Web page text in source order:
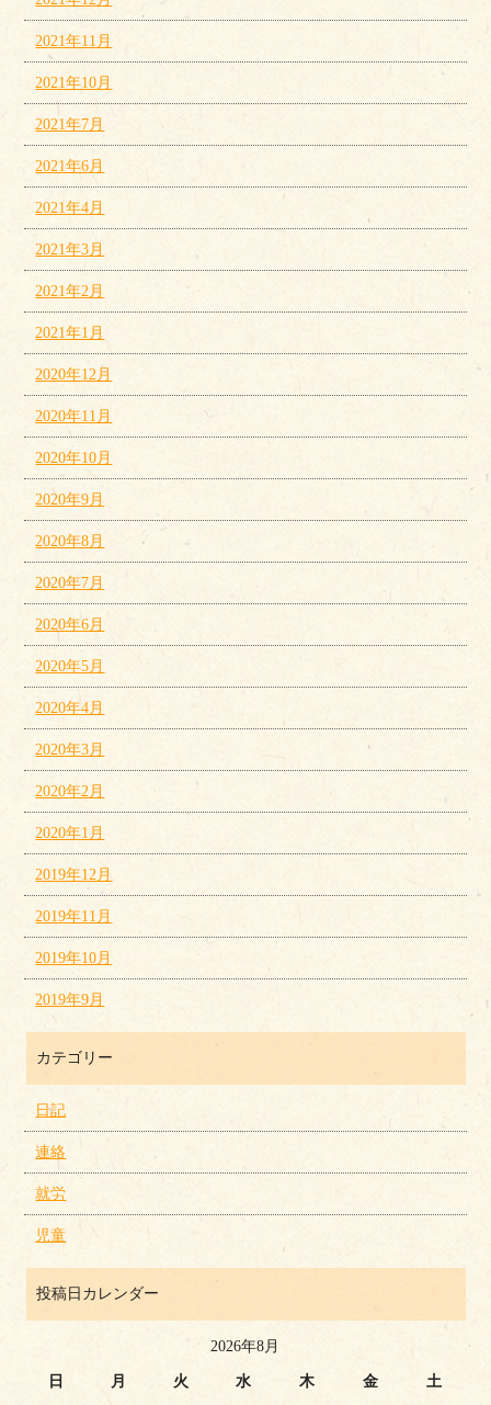
2021年11月
2021年10月
2021年7月
2021年6月
2021年4月
2021年3月
2021年2月
2021年1月
2020年12月
2020年11月
2020年10月
2020年9月
2020年8月
2020年7月
2020年6月
2020年5月
2020年4月
2020年3月
2020年2月
2020年1月
2019年12月
2019年11月
2019年10月
2019年9月
カテゴリー
日記
連絡
就労
児童
投稿日カレンダー
2026年8月
日 月 火 水 木 金
土